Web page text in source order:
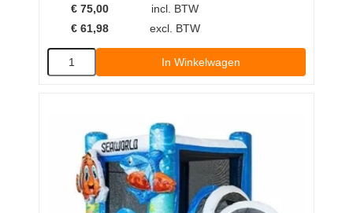
€ 75,00
incl. BTW
€ 61,98 excl. BTW
In Winkelwagen